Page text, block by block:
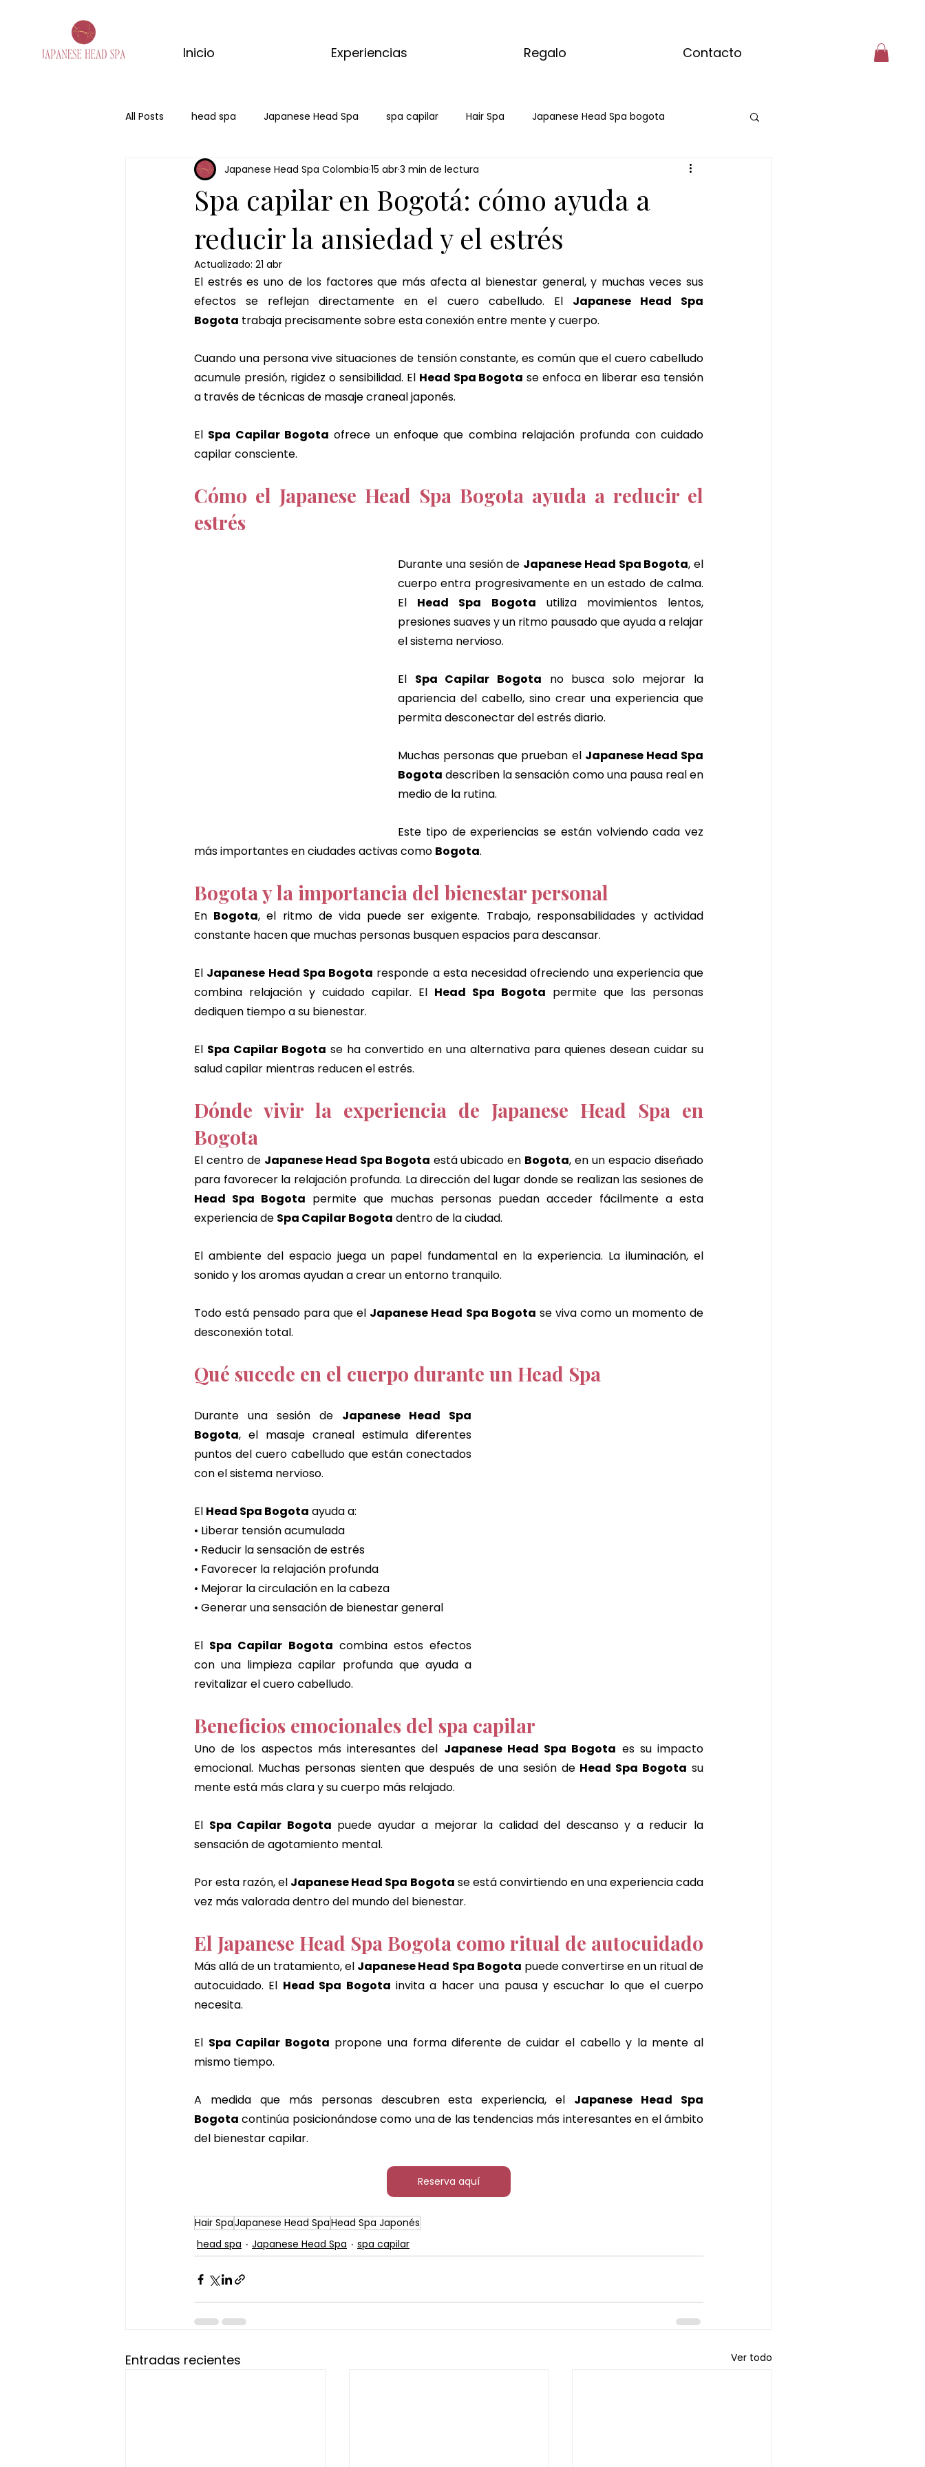
Inicio Experiencias Regalo Contacto
All Posts head spa Japanese Head Spa spa capilar Hair Spa Japanese Head Spa bogota
spa capilar bogota head spa bogota
Spa capilar en Bogotá: cómo ayuda a
reducir la ansiedad y el estrés
Japanese Head Spa Colombia 15 abr3 min de lectura
Actualizado: 21 abr
El estrés es uno de los factores que más afecta al bienestar general, y muchas veces sus
efectos se reflejan directamente en el cuero cabelludo. El Japanese Head Spa
Bogota trabaja precisamente sobre esta conexión entre mente y cuerpo.
Cuando una persona vive situaciones de tensión constante, es común que el cuero cabelludo
acumule presión, rigidez o sensibilidad. El Head Spa Bogota se enfoca en liberar esa tensión
a través de técnicas de masaje craneal japonés.
El Spa Capilar Bogota ofrece un enfoque que combina relajación profunda con cuidado
capilar consciente.
Cómo el Japanese Head Spa Bogota ayuda a reducir el
estrés
Durante una sesión de Japanese Head Spa Bogota, el
cuerpo entra progresivamente en un estado de calma.
El Head Spa Bogota utiliza movimientos lentos,
presiones suaves y un ritmo pausado que ayuda a relajar
el sistema nervioso.
El Spa Capilar Bogota no busca solo mejorar la
apariencia del cabello, sino crear una experiencia que
permita desconectar del estrés diario.
Muchas personas que prueban el Japanese Head Spa
Bogota describen la sensación como una pausa real en
medio de la rutina.
Este tipo de experiencias se están volviendo cada vez
más importantes en ciudades activas como Bogota.
Bogota y la importancia del bienestar personal
En Bogota, el ritmo de vida puede ser exigente. Trabajo, responsabilidades y actividad
constante hacen que muchas personas busquen espacios para descansar.
El Japanese Head Spa Bogota responde a esta necesidad ofreciendo una experiencia que
combina relajación y cuidado capilar. El Head Spa Bogota permite que las personas
dediquen tiempo a su bienestar.
El Spa Capilar Bogota se ha convertido en una alternativa para quienes desean cuidar su
salud capilar mientras reducen el estrés.
Dónde vivir la experiencia de Japanese Head Spa en
Bogota
El centro de Japanese Head Spa Bogota está ubicado en Bogota, en un espacio diseñado
Head Spa Bogota permite que muchas personas puedan acceder fácilmente a esta
experiencia de Spa Capilar Bogota dentro de la ciudad.
El ambiente del espacio juega un papel fundamental en la experiencia. La iluminación, el
sonido y los aromas ayudan a crear un entorno tranquilo.
Todo está pensado para que el Japanese Head Spa Bogota se viva como un momento de
desconexión total.
Qué sucede en el cuerpo durante un Head Spa
Durante una sesión de Japanese Head Spa
Bogota, el masaje craneal estimula diferentes
puntos del cuero cabelludo que están conectados
con el sistema nervioso.
El Head Spa Bogota ayuda a:
• Liberar tensión acumulada
• Reducir la sensación de estrés
• Favorecer la relajación profunda
• Mejorar la circulación en la cabeza
• Generar una sensación de bienestar general
El Spa Capilar Bogota combina estos efectos
con una limpieza capilar profunda que ayuda a
revitalizar el cuero cabelludo.
Beneficios emocionales del spa capilar
Uno de los aspectos más interesantes del Japanese Head Spa Bogota es su impacto
emocional. Muchas personas sienten que después de una sesión de Head Spa Bogota su
mente está más clara y su cuerpo más relajado.
El Spa Capilar Bogota puede ayudar a mejorar la calidad del descanso y a reducir la
sensación de agotamiento mental.
Por esta razón, el Japanese Head Spa Bogota se está convirtiendo en una experiencia cada
vez más valorada dentro del mundo del bienestar.
El Japanese Head Spa Bogota como ritual de autocuidado
Más allá de un tratamiento, el Japanese Head Spa Bogota puede convertirse en un ritual de
autocuidado. El Head Spa Bogota invita a hacer una pausa y escuchar lo que el cuerpo
necesita.
El Spa Capilar Bogota propone una forma diferente de cuidar el cabello y la mente al
mismo tiempo.
A medida que más personas descubren esta experiencia, el Japanese Head Spa
Bogota continúa posicionándose como una de las tendencias más interesantes en el ámbito
del bienestar capilar.
Reserva aquí
Hair SpaJapanese Head SpaHead Spa Japonés
head spa
Japanese Head Spa spa capilar
Entradas recientes Ver todo